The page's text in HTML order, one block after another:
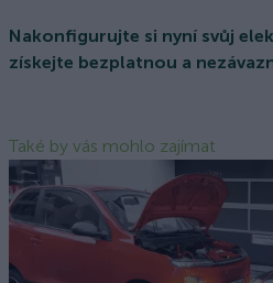
Nakonfigurujte si nyní svůj
získejte bezplatnou a
Také by vás mohlo zajímat